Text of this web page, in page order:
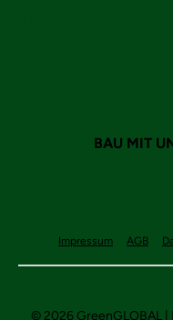
BAU MIT
Impressum AGB
© 2026 GreenGLOBAL